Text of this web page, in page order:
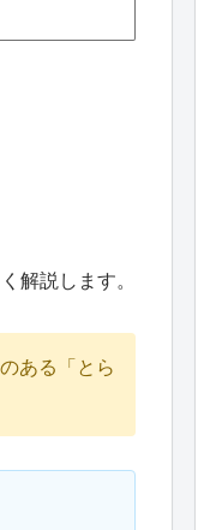
解説します。
ある「とら